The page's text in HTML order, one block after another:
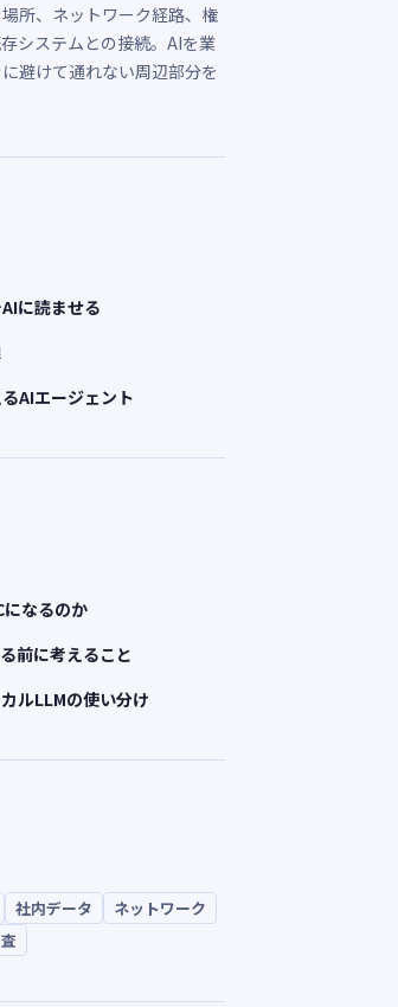
所、ネットワーク経路、権
システムとの接続。AIを業
避けて通れない周辺部分を
に読ませる
AIエージェント
になるのか
前に考えること
ルLLMの使い分け
社内データ
ネットワーク